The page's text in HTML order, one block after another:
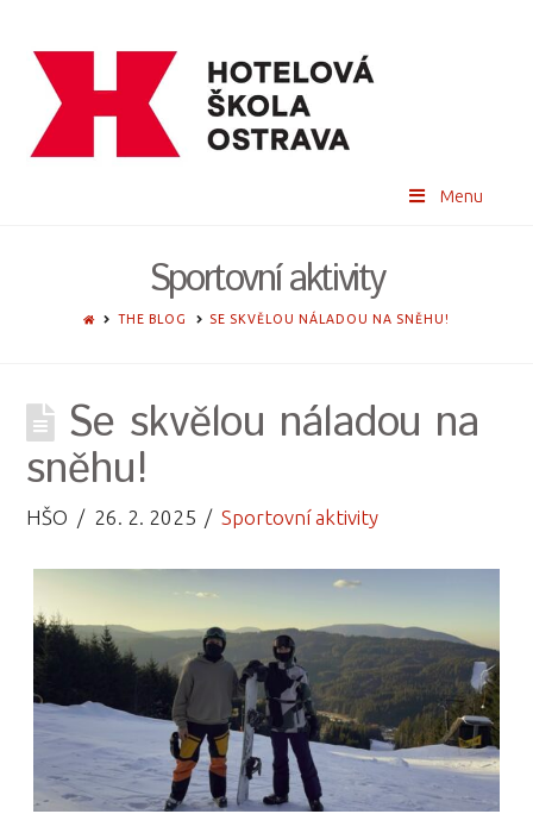
Menu
Sportovní aktivity
HOMETHE BLOG SE SKVĚLOU NÁLADOU NA SNĚHU!
Se skvělou náladou na
sněhu!
HŠO 26. 2. 2025 Sportovní aktivity